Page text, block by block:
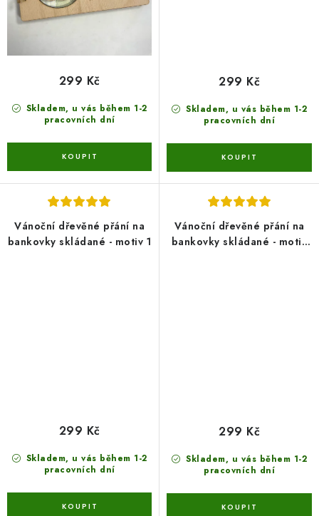
Skladem, u vás během 1-2
pracovních dní
299 Kč
Skladem, u vás během 1-2
pracovních dní
299 Kč
Vánoční dřevěné přání na
bankovky skládané - motiv 1
Skladem, u vás během 1-2
pracovních dní
299 Kč
Vánoční dřevěné přání na
bankovky skládané - motiv
Skladem, u vás během 1-2
pracovních dní
299 Kč